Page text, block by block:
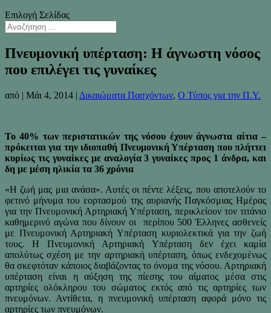
Επιλογή Σελίδας
Πνευμονική υπέρταση: Η άγνωστη νόσος
που επιλέγει τις γυναίκες
από | Μάι 4, 2014 | Δικαιώματα Πασχόντων, Ο Τύπος για την Π.Υ.
Το 40% των περιστατικών της νόσου έχουν άγνωστα αίτια –
πρόκειται για την ιδιοπαθή Πνευμονική Υπέρταση που πλήττει
κυρίως τις γυναίκες με αναλογία 3 γυναίκες προς 1 άνδρα, και
δη με μέση ηλικία τα 36 χρόνια
«Η ζωή μας μια ανάσα». Αυτές οι πέντε λέξεις, που αποτελούν το
φετινό μήνυμα του εορτασμού της αυριανής Παγκόσμιας Ημέρας
για την Πνευμονική Αρτηριακή Υπέρταση, περικλείουν τον τιτάνιο
καθημερινό αγώνα που δίνουν οι περίπου 500 Έλληνες ασθενείς
με Πνευμονική Αρτηριακή Υπέρταση κυριολεκτικά για την ζωή
τους. Η Πνευμονική Αρτηριακή Υπέρταση δεν έχει καμία
απολύτως σχέση με την αρτηριακή υπέρταση, όπως ενδεχομένως
θα σκεφτόταν κάποιος διαβάζοντας το όνομα της νόσου. Αρτηριακή
υπέρταση είναι η αύξηση της πίεσης του αίματος μέσα στις
αρτηρίες ολόκληρου του σώματος εκτός από τις αρτηρίες των
πνευμόνων. Αντίθετα, η πνευμονική υπέρταση αφορά μόνο τις
αρτηρίες των πνευμόνων.